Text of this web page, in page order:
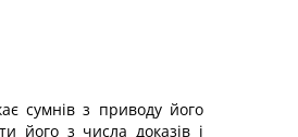
сумнів з приводу його
його з числа доказів і